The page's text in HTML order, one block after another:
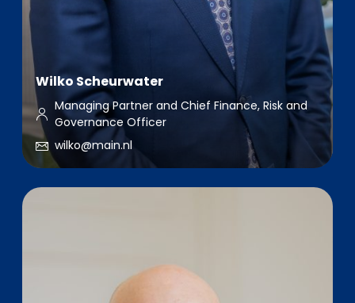
Wilko Scheurwater
Managing Partner and Chief Finance, Risk and
Governance Officer
wilko@main.nl